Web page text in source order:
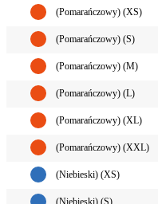
(Pomarańczowy) (XS)
(Pomarańczowy) (S)
(Pomarańczowy) (M)
(Pomarańczowy) (L)
(Pomarańczowy) (XL)
(Pomarańczowy) (XXL)
(Niebieski) (XS)
(Niebieski) (S)